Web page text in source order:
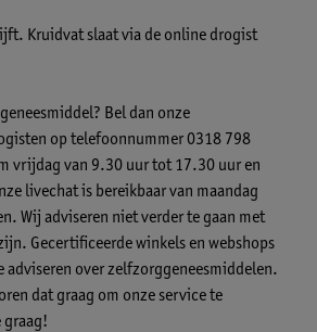
Kruidvat slaat via de online drogist
Bel dan onze
op telefoonnummer 0318 798
vrijdag van 9.30 uur tot 17.30 uur en
livechatis bereikbaar van maandag
Wij adviseren niet verder te gaan met
Gecertificeerde winkels en webshops
adviseren over zelfzorggeneesmiddelen.
dat graag om onze service te
graag!